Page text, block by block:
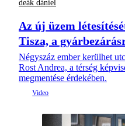
deák dániel
Az új üzem
Tisza, a
Négyszáz ember kerülhet
Rost Andrea, a térség
megmentése érdekében.